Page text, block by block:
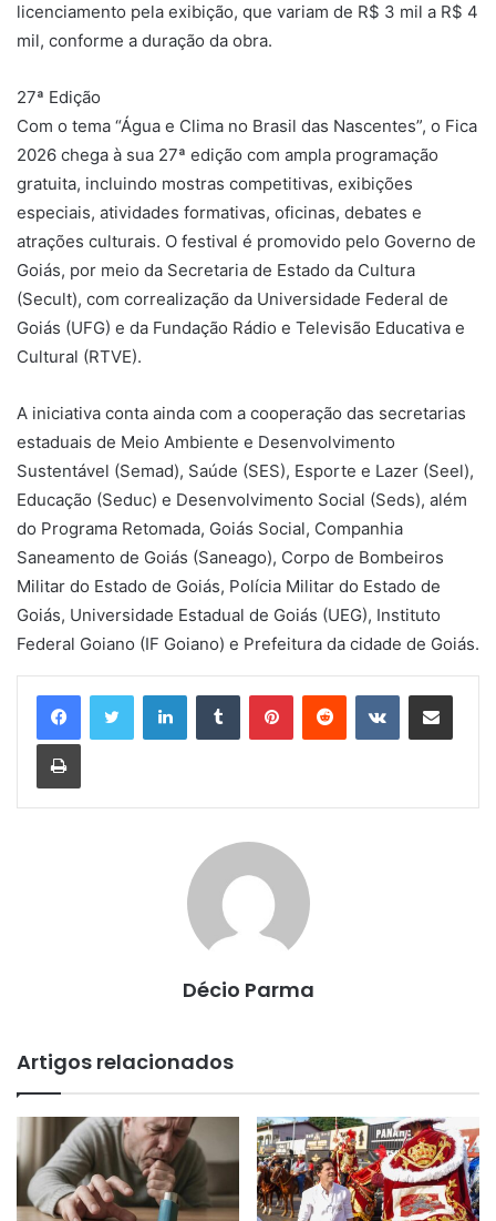
licenciamento pela exibição, que variam de R$ 3 mil a R$ 4
mil, conforme a duração da obra.
27ª Edição
Com o tema “Água e Clima no Brasil das Nascentes”, o Fica
2026 chega à sua 27ª edição com ampla programação
gratuita, incluindo mostras competitivas, exibições
especiais, atividades formativas, oficinas, debates e
atrações culturais. O festival é promovido pelo Governo de
Goiás, por meio da Secretaria de Estado da Cultura
(Secult), com correalização da Universidade Federal de
Goiás (UFG) e da Fundação Rádio e Televisão Educativa e
Cultural (RTVE).
A iniciativa conta ainda com a cooperação das secretarias
estaduais de Meio Ambiente e Desenvolvimento
Sustentável (Semad), Saúde (SES), Esporte e Lazer (Seel),
Educação (Seduc) e Desenvolvimento Social (Seds), além
do Programa Retomada, Goiás Social, Companhia
Saneamento de Goiás (Saneago), Corpo de Bombeiros
Militar do Estado de Goiás, Polícia Militar do Estado de
Goiás, Universidade Estadual de Goiás (UEG), Instituto
Federal Goiano (IF Goiano) e Prefeitura da cidade de Goiás.
LinkedinTumblr PinterestReddit VK Compartilhar via e-mail
Imprimir
Décio Parma
Artigos relacionados